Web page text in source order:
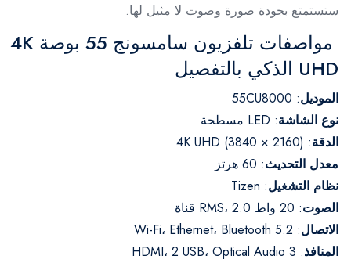
ستستمتع بجودة صورة وصوت لا مثيل لها.
مواصفات تلفزيون سامسونج 55 بوصة 4K
UHD الذكي بالتفصيل
الموديل: 55CU8000
نوع الشاشة: LED مسطحة
الدقة: 4K UHD (3840 × 2160)
معدل التحديث: 60 هرتز
نظام التشغيل: Tizen
الصوت: 20 واط RMS، 2.0 قناة
الاتصال: Wi-Fi، Ethernet، Bluetooth 5.2
المنافذ: 3 HDMI، 2 USB، Optical Audio